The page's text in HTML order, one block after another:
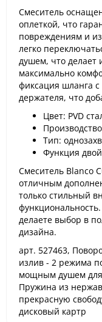
Смеситель
оплеткой, что
повреждениям и
легко
душем, что делает
максимально
фиксация шланга
держателя, что
Цвет: PVD
Тип:
Функция
Смеситель Blanco
отличным
только стильный
делаете выбор в
дизайна.
арт. 527463,
излив - 2 режима
мощным душем для
Пружина из
прекрасную
дисковый картр